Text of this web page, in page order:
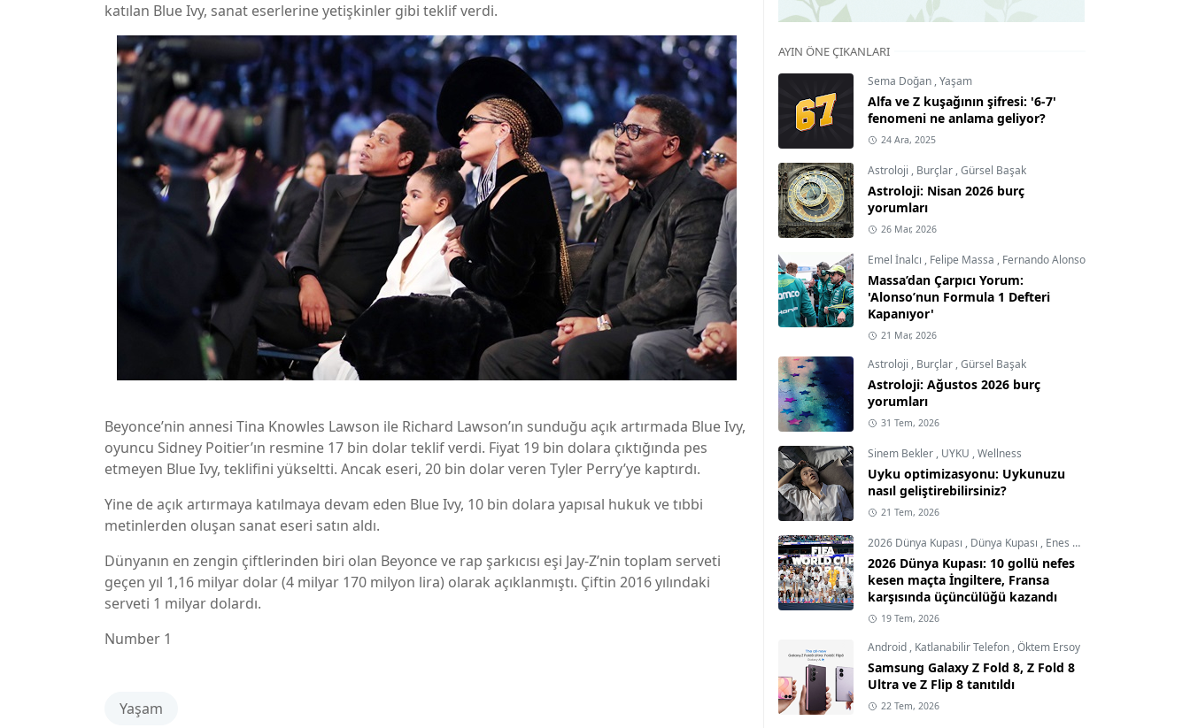
katılan Blue Ivy, sanat eserlerine yetişkinler gibi teklif verdi.
Beyonce’nin annesi Tina Knowles Lawson ile Richard Lawson’ın sunduğu açık artırmada Blue Ivy,
oyuncu Sidney Poitier’ın resmine 17 bin dolar teklif verdi. Fiyat 19 bin dolara çıktığında pes
etmeyen Blue Ivy, teklifini yükseltti. Ancak eseri, 20 bin dolar veren Tyler Perry’ye kaptırdı.
Yine de açık artırmaya katılmaya devam eden Blue Ivy, 10 bin dolara yapısal hukuk ve tıbbi
metinlerden oluşan sanat eseri satın aldı.
Dünyanın en zengin çiftlerinden biri olan Beyonce ve rap şarkıcısı eşi Jay-Z’nin toplam serveti
geçen yıl 1,16 milyar dolar (4 milyar 170 milyon lira) olarak açıklanmıştı. Çiftin 2016 yılındaki
serveti 1 milyar dolardı.
Number 1
Yaşam
AYIN ÖNE ÇIKANLARI
Sema Doğan ,Yaşam
Alfa ve Z kuşağının şifresi: '6-7'
fenomeni ne anlama geliyor?
24 Ara, 2025
Astroloji , Burçlar ,Gürsel Başak
Astroloji: Nisan 2026 burç
yorumları
26 Mar, 2026
Emel İnalcı , Felipe Massa , Fernando Alonso
Massa’dan Çarpıcı Yorum:
'Alonso’nun Formula 1 Defteri
Kapanıyor'
21 Mar, 2026
Astroloji , Burçlar ,Gürsel Başak
Astroloji: Ağustos 2026 burç
yorumları
31 Tem, 2026
Sinem Bekler , UYKU ,Wellness
Uyku optimizasyonu: Uykunuzu
nasıl geliştirebilirsiniz?
21 Tem, 2026
2026 Dünya Kupası , Dünya Kupası , Enes Demircioğlu
2026 Dünya Kupası: 10 gollü nefes
kesen maçta İngiltere, Fransa
karşısında üçüncülüğü kazandı
19 Tem, 2026
Android , Katlanabilir Telefon ,Öktem Ersoy
Samsung Galaxy Z Fold 8, Z Fold 8
Ultra ve Z Flip 8 tanıtıldı
22 Tem, 2026